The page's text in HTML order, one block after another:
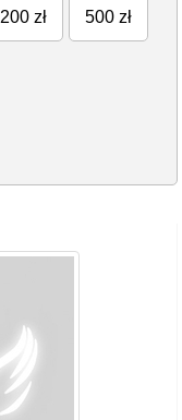
200 zł 500 zł